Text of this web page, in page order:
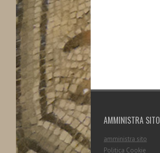
AMMINISTRA SITO
amministra sito
Politica Cookie